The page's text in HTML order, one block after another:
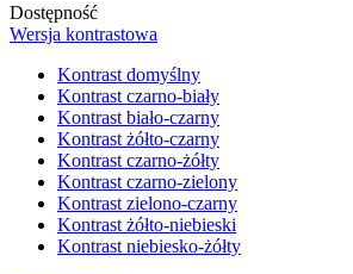
Dostępność
Wersja kontrastowa
Kontrast domyślny
Kontrast czarno-biały
Kontrast biało-czarny
Kontrast żółto-czarny
Kontrast czarno-żółty
Kontrast czarno-zielony
Kontrast zielono-czarny
Kontrast żółto-niebieski
Kontrast niebiesko-żółty